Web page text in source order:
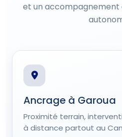
et un accompagnement
Ancrage à Garoua
Proximité terrain,
à distance partout au